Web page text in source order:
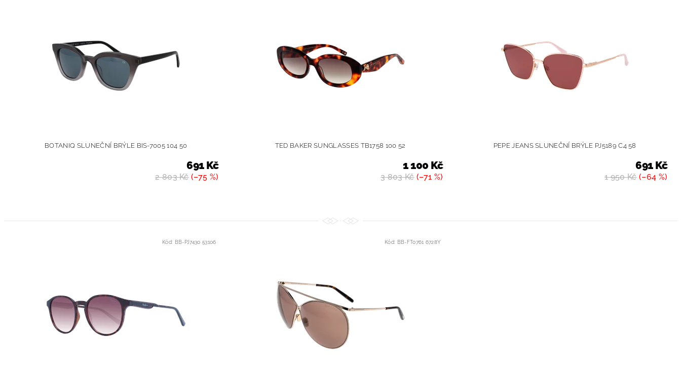
BOTANIQ SLUNEČNÍ BRÝLE BIS-7005 104 50
2 803 Kč(–75 %)
691 Kč
TED BAKER SUNGLASSES TB1758 100 52
3 803 Kč(–71 %)
1 100 Kč
PEPE JEANS SLUNEČNÍ BRÝLE PJ5189 C4 58
1 950 Kč(–64 %)
691 Kč
Kód: BB-PJ7430 53106 Kód: BB-FT0761 6728Y